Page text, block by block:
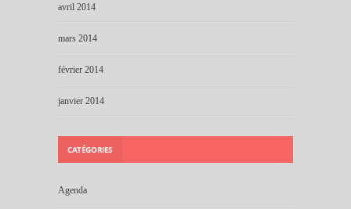
avril 2014
mars 2014
février 2014
janvier 2014
CATÉGORIES
Agenda